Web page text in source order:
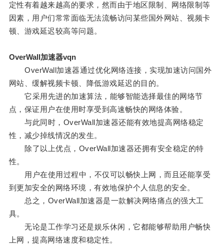
定性有着越来越高的要求，然而由于地区限制、网络限制等
因素，用户们常常面临无法流畅访问某些国外网站、视频卡
顿、游戏延迟较高等问题。
OverWall加速器vqn
OverWall加速器通过优化网络连接，实现加速访问国外
网站、缓解视频卡顿、降低游戏延迟的目的。
它采用先进的加速算法，能够智能选择最佳的网络节
点，保证用户在使用时享受到高速畅快的网络体验。
与此同时，OverWall加速器还能有效地提高网络稳定
性，减少掉线情况的发生。
除了以上优点，OverWall加速器还拥有安全稳定的特
性。
用户在使用过程中，不仅可以畅快上网，而且还能享受
到更加安全的网络环境，有效地保护个人信息的安全。
总之，OverWall加速器是一款解决网络痛点的强大工
具。
无论是工作学习还是娱乐休闲，它都能够帮助用户畅快
上网，提高网络速度和稳定性。